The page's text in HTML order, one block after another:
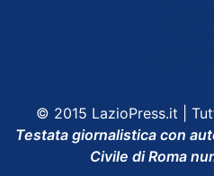
© 2015 LazioPress.it |
Testata giornalistica con
Civile di Roma